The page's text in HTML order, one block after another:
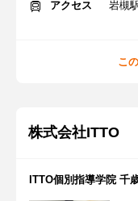
アクセス
岩槻
こ
株式会社ITTO
ITTO個別指導学院 千